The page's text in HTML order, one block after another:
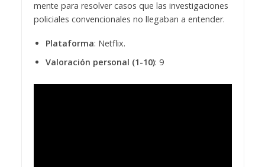
mente para resolver casos que las investigaciones
policiales convencionales no llegaban a entender.
Plataforma: Netflix.
Valoración personal (1-10): 9